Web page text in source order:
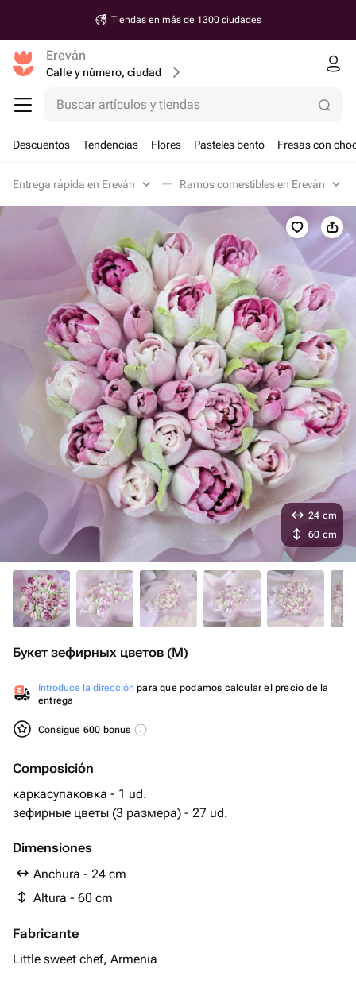
Tiendas en más de 1300 ciudades
Ereván
Calle y número, ciudad
Buscar artículos y tiendas
Descuentos Tendencias Flores Pasteles bento Fresas con
Entrega rápida en Ereván Ramos comestibles en Ereván
Букет зефирных цветов (M)
Introduce la dirección para que podamos calcular el precio de la
entrega
Consigue 600 bonus
Composición
каркасупаковка - 1 ud.
зефирные цветы (3 размера) - 27 ud.
Dimensiones
Anchura - 24 cm
Altura - 60 cm
Fabricante
Little sweet chef, Armenia
24 cm
60 cm